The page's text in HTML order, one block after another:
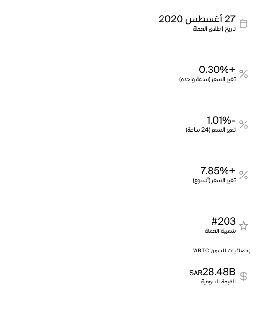
27 أغسطس 2020
تاريخ إطلاق العملة
+0.30%
تغير السعر (ساعة واحدة)
-1.01%
تغير السعر (24 ساعة)
+7.85%
تغير السعر (أسبوع)
#203
شعبية العملة
إحصائيات السوق WBTC
28.48B
SAR
القيمة السوقية